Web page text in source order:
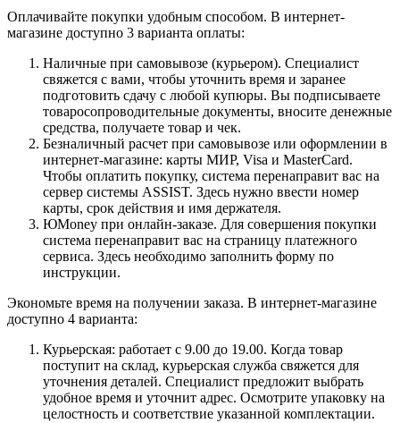
Оплачивайте покупки удобным способом. В интернет-
магазине доступно 3 варианта оплаты:
Наличные при самовывозе (курьером). Специалист
свяжется с вами, чтобы уточнить время и заранее
подготовить сдачу с любой купюры. Вы подписываете
товаросопроводительные документы, вносите денежные
средства, получаете товар и чек.
Безналичный расчет при самовывозе или оформлении в
интернет-магазине: карты МИР, Visa и MasterCard.
Чтобы оплатить покупку, система перенаправит вас на
сервер системы ASSIST. Здесь нужно ввести номер
карты, срок действия и имя держателя.
ЮMoney при онлайн-заказе. Для совершения покупки
система перенаправит вас на страницу платежного
сервиса. Здесь необходимо заполнить форму по
инструкции.
Экономьте время на получении заказа. В интернет-магазине
доступно 4 варианта:
Курьерская: работает с 9.00 до 19.00. Когда товар
поступит на склад, курьерская служба свяжется для
уточнения деталей. Специалист предложит выбрать
удобное время и уточнит адрес. Осмотрите упаковку на
целостность и соответствие указанной комплектации.